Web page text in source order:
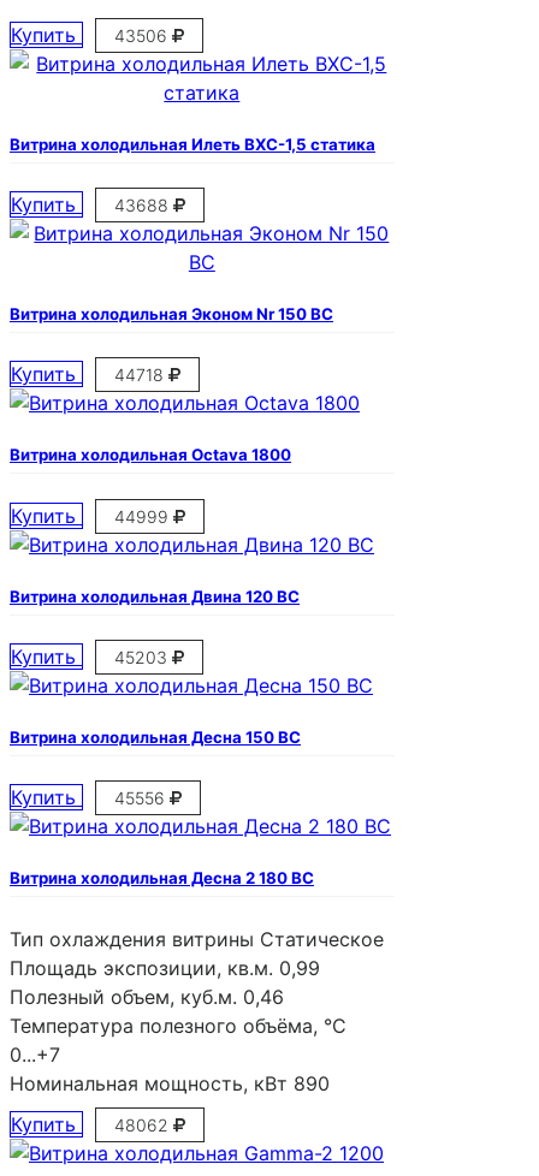
Купить 43506
Витрина холодильная Илеть ВХС-1,5 статика
Купить 43688
Витрина холодильная Эконом Nr 150 ВС
Купить 44718
Витрина холодильная Octava 1800
Купить 44999
Витрина холодильная Двина 120 ВС
Купить 45203
Витрина холодильная Десна 150 ВС
Купить 45556
Витрина холодильная Десна 2 180 ВС
Тип охлаждения витрины Статическое
Площадь экспозиции, кв.м. 0,99
Полезный объем, куб.м. 0,46
Температура полезного объёма, °С
0...+7
Номинальная мощность, кВт 890
Купить
48062